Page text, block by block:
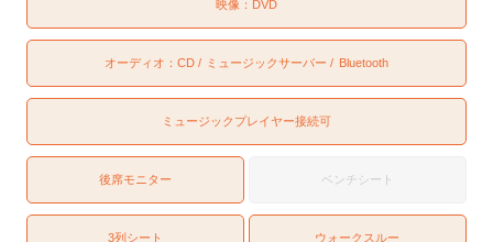
映像： DVD
オーディオ：CD ミュージックサーバー Bluetooth
ミュージックプレイヤー接続可
後席モニター ベンチシート
3列シート ウォークスルー